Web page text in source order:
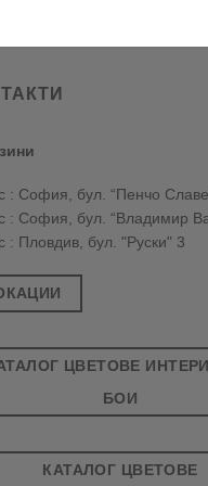
: София, бул. “Пенчо
: София, бул. “Владимир
: Пловдив, бул. "Руски" 3
ЦВЕТОВЕ
БОИ
КАТАЛОГ ЦВЕТОВЕ